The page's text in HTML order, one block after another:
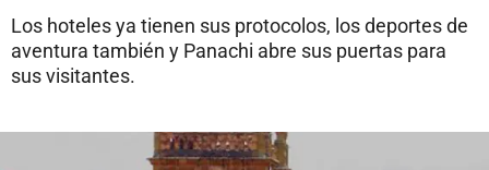
Los hoteles ya tienen sus protocolos, los deportes de
aventura también y Panachi abre sus puertas para
sus visitantes.